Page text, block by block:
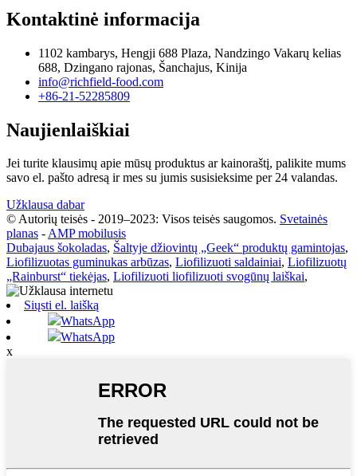
Kontaktinė informacija
1102 kambarys, Hengji 688 Plaza, Nandzingo Vakarų kelias
688, Dzingano rajonas, Šanchajus, Kinija
info@richfield-food.com
+86-21-52285809
Naujienlaiškiai
Jei turite klausimų apie mūsų produktus ar kainoraštį, palikite mums
savo el. pašto adresą ir mes su jumis susisieksime per 24 valandas.
Užklausa dabar
© Autorių teisės - 2019–2023: Visos teisės saugomos. Svetainės
planas -AMP mobilusis
Dubajaus šokoladas, Šaltyje džiovintų „Geek“ produktų gamintojas,
Liofilizuotas guminukas arbūzas, Liofilizuoti saldainiai, Liofilizuotų
„Rainburst“ tiekėjas, Liofilizuoti liofilizuoti svogūnų laiškai,
Siųsti el. laišką
WhatsApp
WhatsApp
x